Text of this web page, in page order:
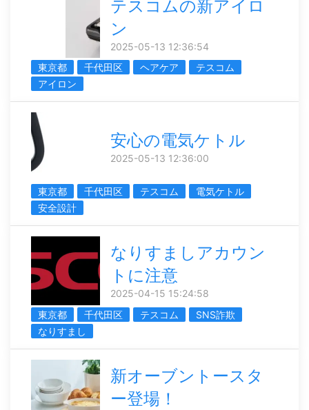
テスコムの新アイロ
ン
2025-05-13 12:36:54
東京都
千代田区 ヘアケア
テスコム
アイロン
安心の電気ケトル
2025-05-13 12:36:00
東京都 千代田区 テスコム
電気ケトル
安全設計
なりすましアカウン
トに注意
2025-04-15 15:24:58
東京都
千代田区 テスコム
SNS詐欺
なりすまし
新オーブントースタ
ー登場！